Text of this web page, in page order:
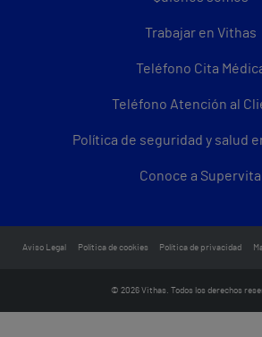
Trabajar en Vithas
Teléfono Cita
Teléfono Atención al
Política de seguridad y salud
Conoce a Supervita
Aviso Legal Política de cookies Política de privacidad
© 2026 Vithas. Todos los derechos